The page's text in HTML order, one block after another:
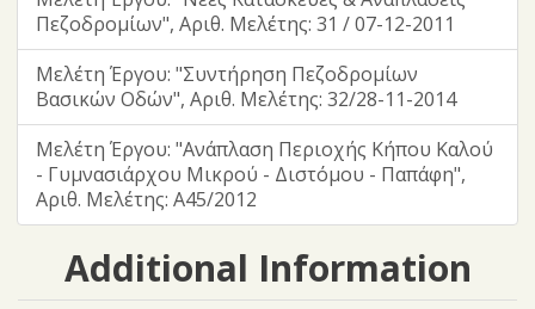
Πεζοδρομίων", Αριθ. Μελέτης: 31 / 07-12-2011
Μελέτη Έργου: "Συντήρηση Πεζοδρομίων
Βασικών Οδών", Αριθ. Μελέτης: 32/28-11-2014
Μελέτη Έργου: "Ανάπλαση Περιοχής Κήπου Καλού
- Γυμνασιάρχου Μικρού - Διστόμου - Παπάφη",
Αριθ. Μελέτης: Α45/2012
Additional Information